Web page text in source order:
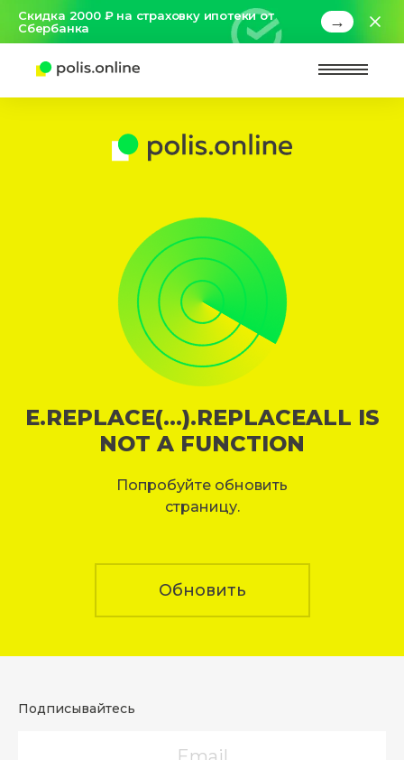
Скидка 2000 ₽ на страховку ипотеки от
Сбербанка
→
E.REPLACE(...).REPLACEALL IS
NOT A FUNCTION
Попробуйте обновить
страницу.
Обновить
Подписывайтесь